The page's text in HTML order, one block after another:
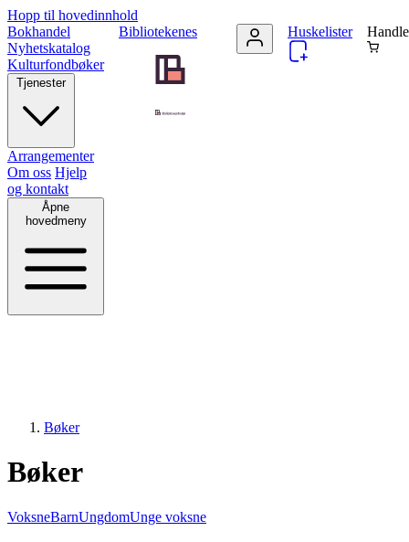
Hopp til hovedinnhold
Bibliotekenes
Bokhandel
Nyhetskatalog
Kulturfondbøker
Tjenester
Arrangementer
Om oss Hjelp
og kontakt
Åpne
hovedmeny
Huskelister
Bøker
Bøker
VoksneBarnUngdomUnge voksne